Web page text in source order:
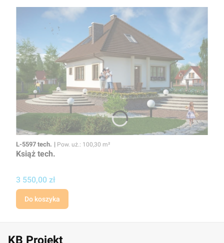
Kod
L-5597 tech. Powierzchnia użytkowa
Pow. uż.: 100,30 m²
Książ tech.
Cena
3 550,00 zł
Do koszyka
KB Projekt